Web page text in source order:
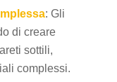
: Gli
di creare
sottili,
complessi.